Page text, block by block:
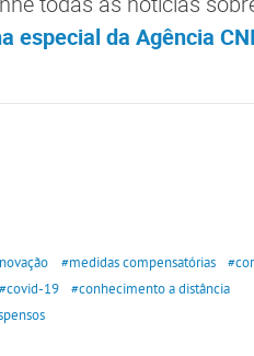
especial da Agência
#medidas compensatórias
#covid-19
#conhecimento a distância